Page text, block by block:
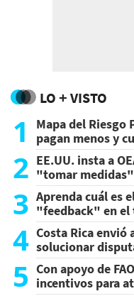
LO + VISTO
1
Mapa del Riesgo
pagan menos y
2 EE.UU. insta a
"tomar
3 Aprenda cuál es
"feedback" en el
4 Costa Rica envió
solucionar
5 Con apoyo de
incentivos para